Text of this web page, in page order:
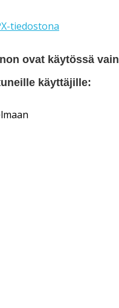
tiedostona
ovat käytössä vain
käyttäjille: